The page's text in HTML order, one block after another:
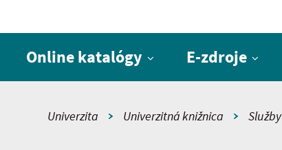
Online katalógy E-zdroje
Univerzita Univerzitná knižnica Služby